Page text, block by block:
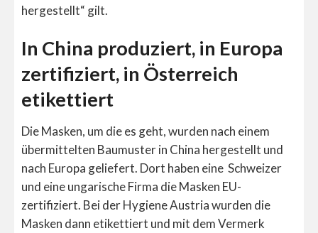
hergestellt“ gilt.
In China produziert, in Europa
zertifiziert, in Österreich
etikettiert
Die Masken, um die es geht, wurden nach einem
übermittelten Baumuster in China hergestellt und
nach Europa geliefert. Dort haben eine Schweizer
und eine ungarische Firma die Masken EU-
zertifiziert. Bei der Hygiene Austria wurden die
Masken dann etikettiert und mit dem Vermerk